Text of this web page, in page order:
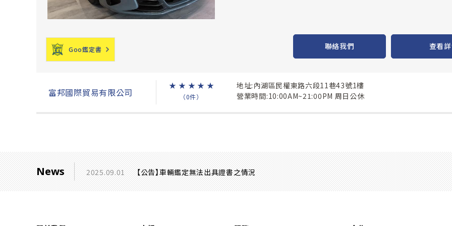
Goo鑑定書 聯絡我們 查看
富邦國際貿易有限公司
★ ★ ★ ★ ★
（0件）
地址:內湖區民權東路六段11巷43號1樓
營業時間:10:00AM~21:00PM 周日公休
News 2025.09.01 【公告】車輛鑑定無法出具證書之情況